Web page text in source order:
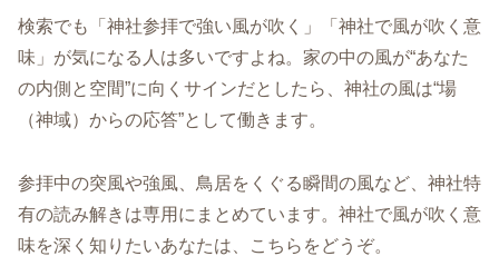
検索でも「神社参拝で強い風が吹く」「神社で風が吹く意
味」が気になる人は多いですよね。家の中の風が“あなた
の内側と空間”に向くサインだとしたら、神社の風は“場
（神域）からの応答”として働きます。
参拝中の突風や強風、鳥居をくぐる瞬間の風など、神社特
有の読み解きは専用にまとめています。神社で風が吹く意
味を深く知りたいあなたは、こちらをどうぞ。